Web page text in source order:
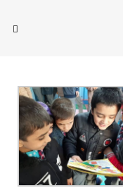
Toggle